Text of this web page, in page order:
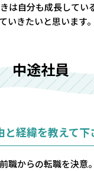
は自分も成長してい
いきたいと思います。
中途社員
経緯を教えて下
職からの転職を決意。